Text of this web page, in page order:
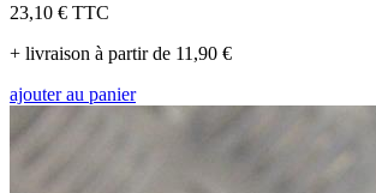
23,10 € TTC
+ livraison à partir de 11,90 €
ajouter au panier